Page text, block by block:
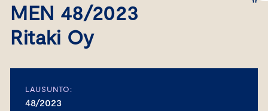
MEN 48/2023
Ritaki Oy
LAUSUNTO:
48/2023